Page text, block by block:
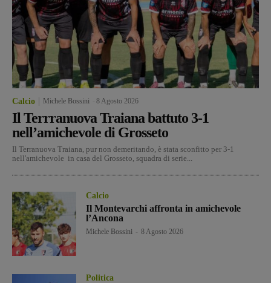
Calcio Michele Bossini 8 Agosto 2026
Il Terrranuova Traiana battuto 3-1
nell’amichevole di Grosseto
Il Terranuova Traiana, pur non demeritando, è stata sconfitto per 3-1
nell'amichevole in casa del Grosseto, squadra di serie...
Calcio
Il Montevarchi affronta in amichevole
l’Ancona
Michele Bossini 8 Agosto 2026
Politica